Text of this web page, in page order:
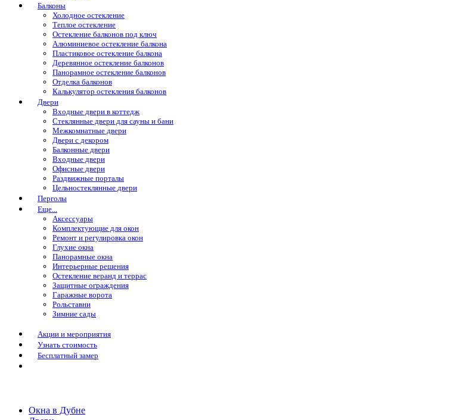
Балконы
Холодное остекление
Теплое остекление
Остекление балконов под ключ
Алюминиевое остекление балкона
Пластиковое остекление балкона
Деревянное остекление балконов
Панорамное остекление балконов
Отделка балконов
Калькулятор остекления балконов
Двери
Входные двери в коттедж
Стеклянные двери для сауны и бани
Межкомнатные двери
Двери с декором
Балконные двери
Входные двери
Офисные двери
Раздвижные порталы
Цельностеклянные двери
Перголы
Еще...
Аксессуары
Комплектующие для окон
Ремонт и регулировка окон
Глухие окна
Панорамные окна
Интерьерные решения
Остекление веранд и террас
Защитные ограждения
Гаражные ворота
Рольставни
Зимние сады
Акции и мероприятия
Узнать стоимость
Бесплатный замер
Окна в Дубне